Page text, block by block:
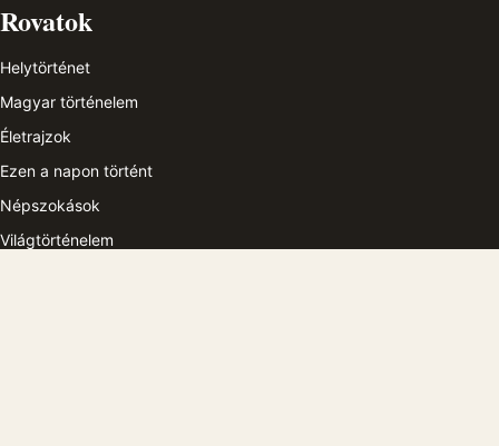
Rovatok
Helytörténet
Magyar történelem
Életrajzok
Ezen a napon történt
Népszokások
Világtörténelem